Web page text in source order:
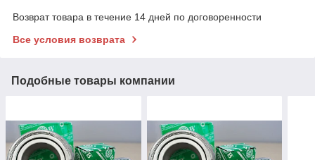
Возврат товара в течение 14 дней по договоренности
Все условия возврата
Подобные товары компании